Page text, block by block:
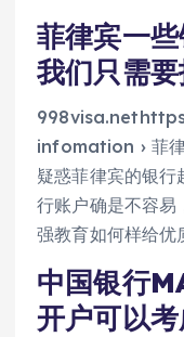
菲律宾一
我们只需要
infomation › 菲
疑惑菲律宾的银行
行账户确是不容易
强教育如何样给
中国银行
开户可以